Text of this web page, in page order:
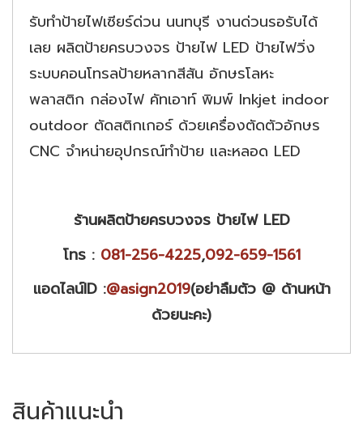
รับทำป้ายไฟเซียร์ด่วน นนทบุรี งานด่วนรอรับได้
เลย ผลิตป้ายครบวงจร ป้ายไฟ LED ป้ายไฟวิ่ง
ระบบคอนโทรลป้ายหลากสีสัน อักษรโลหะ
พลาสติก กล่องไฟ คัทเอาท์ พิมพ์ Inkjet indoor
outdoor ตัดสติกเกอร์ ด้วยเครื่องตัดตัวอักษร
CNC จำหน่ายอุปกรณ์ทำป้าย และหลอด LED
ร้านผลิตป้ายครบวงจร ป้ายไฟ LED
โทร : 081-256-4225,092-659-1561
แอดไลน์ID :@asign2019(อย่าลืมตัว @ ด้านหน้า
ด้วยนะคะ)
สินค้าแนะนำ